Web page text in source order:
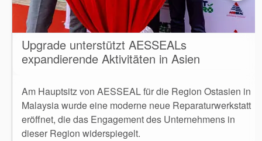
Upgrade unterstützt AESSEALs
expandierende Aktivitäten in Asien
Am Hauptsitz von AESSEAL für die Region Ostasien in
Malaysia wurde eine moderne neue Reparaturwerkstatt
eröffnet, die das Engagement des Unternehmens in
dieser Region widerspiegelt.